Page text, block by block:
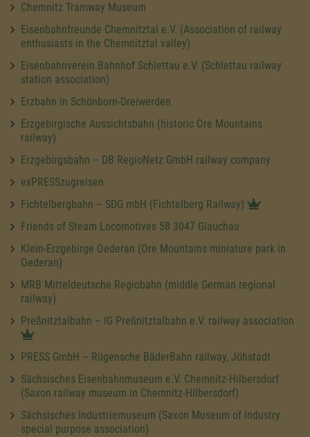
Chemnitz Tramway Museum
Eisenbahnfreunde Chemnitztal e.V. (Association of railway
enthusiasts in the Chemnitztal valley)
Eisenbahnverein Bahnhof Schlettau e.V. (Schlettau railway
station association)
Erzbahn in Schönborn-Dreiwerden
Erzgebirgische Aussichtsbahn (historic Ore Mountains
railway)
Erzgebirgsbahn – DB RegioNetz GmbH railway company
exPRESSzugreisen
Fichtelbergbahn – SDG mbH (Fichtelberg Railway)
Friends of Steam Locomotives 58 3047 Glauchau
Klein-Erzgebirge Oederan (Ore Mountains miniature park in
Oederan)
MRB Mitteldeutsche Regiobahn (middle German regional
railway)
Preßnitztalbahn – IG Preßnitztalbahn e.V. railway association
PRESS GmbH – Rügensche BäderBahn railway, Jöhstadt
Sächsisches Eisenbahnmuseum e.V. Chemnitz-Hilbersdorf
(Saxon railway museum in Chemnitz-Hilbersdorf)
Sächsisches Industriemuseum (Saxon Museum of Industry
special purpose association)